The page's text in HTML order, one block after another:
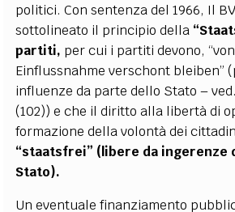
politici. Con sentenza del 1966, Il
sottolineato il principio della
partiti, per cui i partiti devono,
Einflussnahme verschont bleiben”
influenze da parte dello Stato –
(102)) e che il diritto alla libertà di
formazione della volontà dei
“staatsfrei” (libere da ingerenze
Stato).
Un eventuale finanziamento